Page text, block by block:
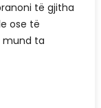
të gjitha
ose të
mund ta